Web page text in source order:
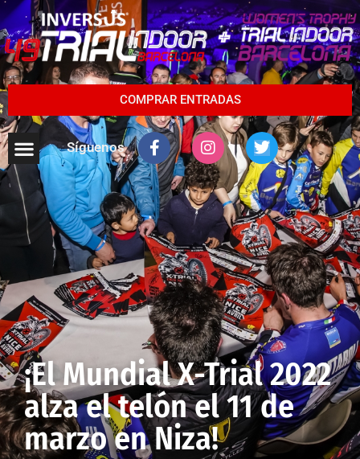
COMPRAR ENTRADAS
Síguenos
¡El Mundial X-Trial 2022
alza el telón el 11 de
marzo en Niza!